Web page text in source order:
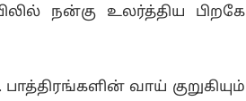
நன்கு உலர்த்திய பிறகே
வாய் குறுகியும்